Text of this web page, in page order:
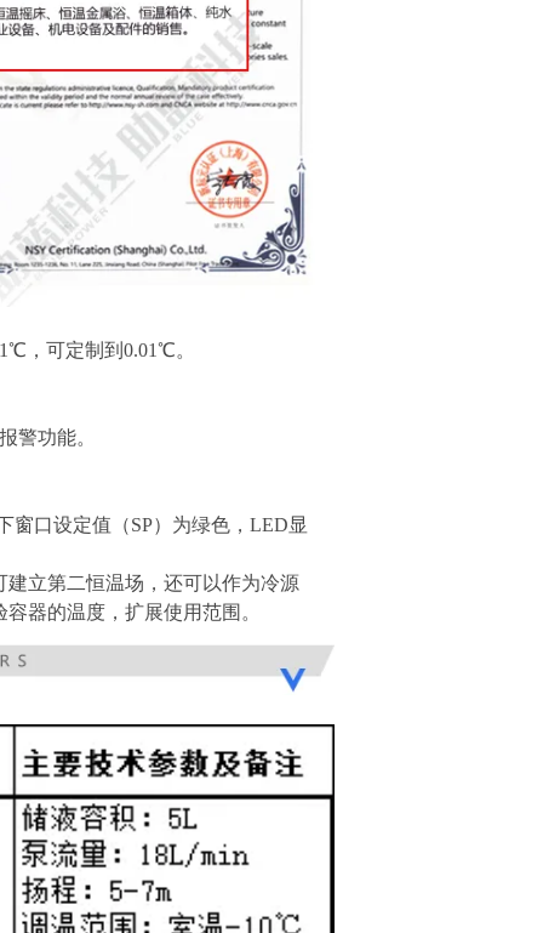
，可定制到0.01℃。
警功能。
窗口设定值（SP）为绿色，LED显
建立第二恒温场，还可以作为冷源
器的温度，扩展使用范围。